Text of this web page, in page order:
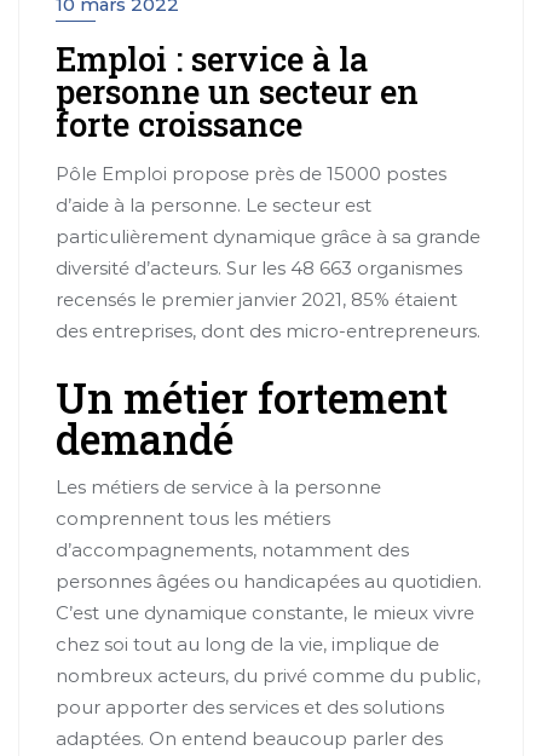
Emploi : service à la
personne un secteur en
forte croissance
Pôle Emploi propose près de 15000 postes
d’aide à la personne. Le secteur est
particulièrement dynamique grâce à sa grande
diversité d’acteurs. Sur les 48 663 organismes
recensés le premier janvier 2021, 85% étaient
des entreprises, dont des micro-entrepreneurs.
Un métier fortement
demandé
Les métiers de service à la personne
comprennent tous les métiers
d’accompagnements, notamment des
personnes âgées ou handicapées au quotidien.
C’est une dynamique constante, le mieux vivre
chez soi tout au long de la vie, implique de
nombreux acteurs, du privé comme du public,
pour apporter des services et des solutions
adaptées. On entend beaucoup parler des